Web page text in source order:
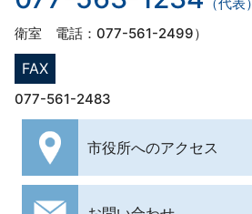
衛室 電話：077-561-2499）
FAX
077-561-2483
市役所へのアクセス